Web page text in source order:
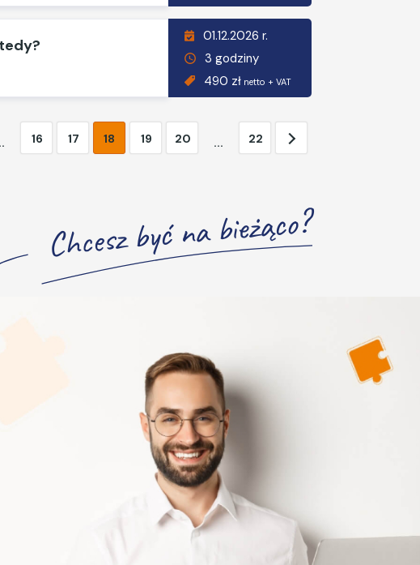
01.12.2026 r.
3 godziny
490 zł netto + VAT
16 17 18 19 20 ... 22
Chcesz być na bieżąco?